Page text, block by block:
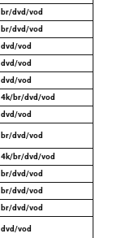
br/dvd/vod
br/dvd/vod
dvd/vod
dvd/vod
dvd/vod
4k/br/dvd/vod
dvd/vod
br/dvd/vod
4k/br/dvd/vod
br/dvd/vod
br/dvd/vod
br/dvd/vod
dvd/vod